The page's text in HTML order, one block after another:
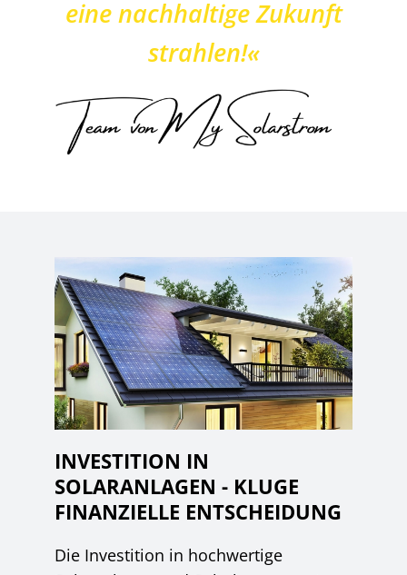
eine nachhaltige Zukunft
strahlen!«
INVESTITION IN
SOLARANLAGEN - KLUGE
FINANZIELLE ENTSCHEIDUNG
Die Investition in hochwertige